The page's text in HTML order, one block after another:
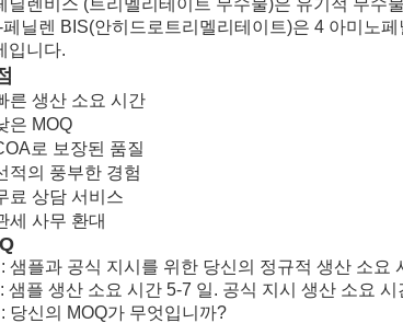
닐렌비스 (트리멜리테이트 무수물)은 유기적 무수
페닐렌 BIS(안히드로트리멜리테이트)은 4 아미노
입니다.
른 생산 소요 시간
은 MOQ
로 보장된 품질
적의 풍부한 경험
료 상담 서비스
세 사무 환대
샘플과 공식 지시를 위한 당신의 정규적 생산 소요
샘플 생산 소요 시간 5-7 일. 공식 지시 생산 소요 시
당신의 MOQ가 무엇입니까?